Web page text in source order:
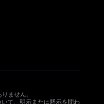
ません。
て、明示または黙示を問わ